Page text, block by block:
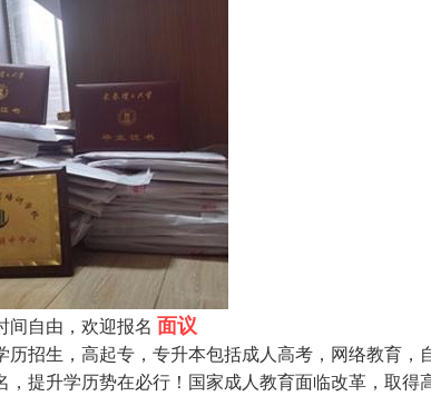
间自由，欢迎报名 面议
历招生，高起专，专升本包括成人高考，网络教育
，提升学历势在必行！国家成人教育面临改革，取